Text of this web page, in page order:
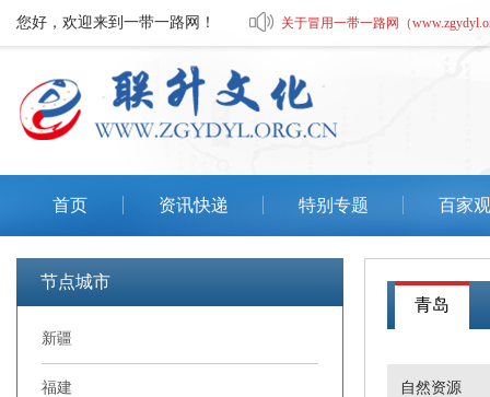
您好，欢迎来到一带一路网！ 关于冒用一带一路网（
关于有人冒用一带一路网文化艺术
关于冒用一带一路网（
首页 资讯快递 特别专题 百家
节点城市
新疆
福建
青岛
自然资源